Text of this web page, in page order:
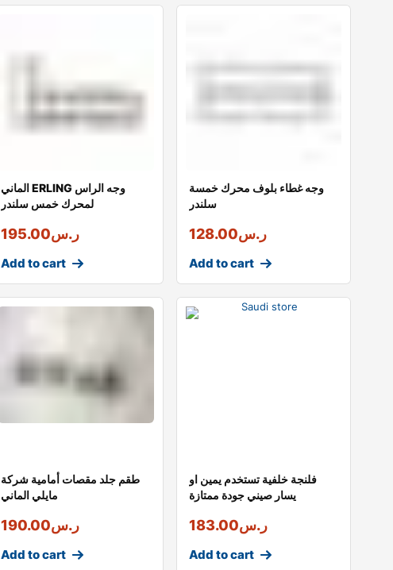
الماني ERLING وجه الراس
لمحرك خمس سلندر
ر.س195.00
Add to cart
وجه غطاء بلوف محرك خمسة
سلندر
ر.س128.00
Add to cart
طقم جلد مقصات أمامية شركة
مايلي الماني
ر.س190.00
Add to cart
فلنجة خلفية تستخدم يمين او
يسار صيني جودة ممتازة
ر.س183.00
Add to cart